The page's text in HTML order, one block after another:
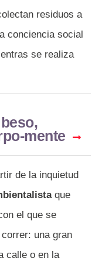
residuos a
conciencia social
se realiza
mente
de la inquietud
que
el que se
una gran
calle o en la